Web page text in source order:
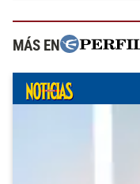
MÁS EN